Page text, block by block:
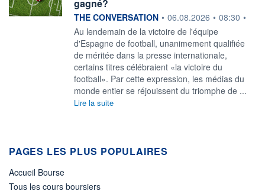
gagné?
information fournie par
THE CONVERSATION • 06.08.2026 • 08:30 •
Au lendemain de la victoire de l'équipe
d'Espagne de football, unanimement qualifiée
de méritée dans la presse internationale,
certains titres célébraient «la victoire du
football». Par cette expression, les médias du
monde entier se réjouissent du triomphe de ...
Lire la suite
PAGES LES PLUS POPULAIRES
Accueil Bourse
Tous les cours boursiers